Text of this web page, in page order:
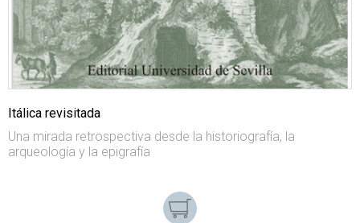
Itálica revisitada
Una mirada retrospectiva desde la historiografía, la
arqueología y la epigrafía